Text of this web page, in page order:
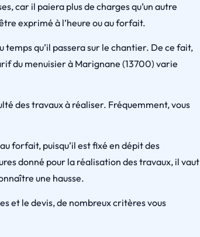
car il paiera plus de charges qu’un autre
exprimé à l’heure ou au forfait.
qu’il passera sur le chantier. De ce fait,
du menuisier à Marignane (13700) varie
des travaux à réaliser. Fréquemment, vous
forfait, puisqu’il est fixé en dépit des
donné pour la réalisation des travaux, il vaut
une hausse.
et le devis, de nombreux critères vous